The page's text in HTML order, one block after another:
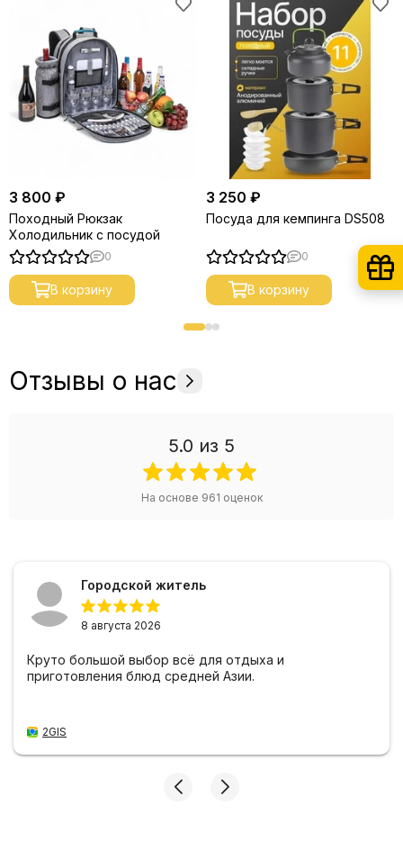
3 800 ₽
Походный Рюкзак
Холодильник с посудой
0
В корзину
3 250 ₽
Посуда для кемпинга DS508
0
В корзину
Отзывы о нас
5.0 из 5
На основе 961 оценок
Городской житель
8 августа 2026
Круто большой выбор всё для отдыха и
приготовления блюд средней Азии.
2GIS